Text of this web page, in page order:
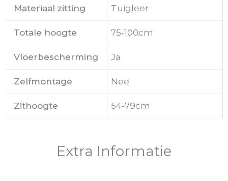
Materiaal zitting Tuigleer
Totale hoogte 75-100cm
Vloerbescherming Ja
Zelfmontage Nee
Zithoogte 54-79cm
Extra Informatie